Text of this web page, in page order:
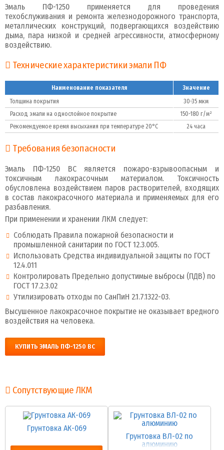
Эмаль ПФ-1250 применяется для проведения
техобслуживания и ремонта железнодорожного транспорта,
металлических конструкций, подвергающихся воздействию
дыма, пара низкой и средней агрессивности, атмосферному
воздействию.
Технические характеристики эмали ПФ
Наименование показателя
Значение
Толщина покрытия
30-35 мкм
Расход эмали на однослойное покрытие
150-180 г/м²
Рекомендуемое время высыхания при температуре 20°C
24 часа
Требования безопасности
Эмаль ПФ-1250 ВС является пожаро-взрывоопасным и
токсичным лакокрасочным материалом. Токсичность
обусловлена воздействием паров растворителей, входящих
в состав лакокрасочного материала и применяемых для его
разбавления.
При применении и хранении ЛКМ следует:
Соблюдать Правила пожарной безопасности и
промышленной санитарии по ГОСТ 12.3.005.
Использовать Средства индивидуальной защиты по ГОСТ
12.4.011
Контролировать Предельно допустимые выбросы (ПДВ) по
ГОСТ 17.2.3.02
Утилизировать отходы по СанПиН 2.1.7.1322-03.
Высушенное лакокрасочное покрытие не оказывает вредного
воздействия на человека.
КУПИТЬ ЭМАЛЬ ПФ-1250 ВС
Сопутствующие ЛКМ
Грунтовка АК-069
Грунтовка ВЛ-02 по
алюминию